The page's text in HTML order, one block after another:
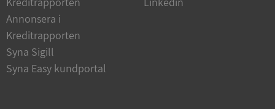
Annonsera i
Kreditrapporten
Syna Sigill
Syna Easy kundportal
Corporation